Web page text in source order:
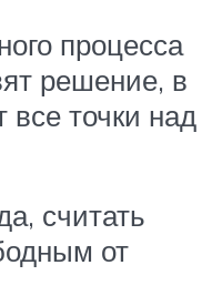
процесса
решение, в
все точки над
считать
от